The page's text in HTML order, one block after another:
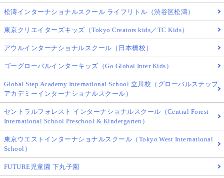
松濤インターナショナルスクール ライフリトル（渋谷区松濤）
東京クリエイターズキッズ（Tokyo Creators kids／TC Kids）
アウルインターナショナルスクール［日本橋校］
ゴーグローバルインターキッズ（Go Global Inter Kids）
Global Step Academy International School 立川校（グローバルステップ
アカデミーインターナショナルスクール）
セントラルフォレスト インターナショナルスクール（Central Forest
International School Preschool & Kindergarten）
東京ウエストインターナショナルスクール（Tokyo West International
School）
FUTURE児童園 下丸子園